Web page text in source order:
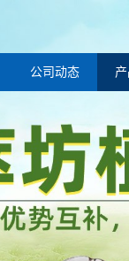
公司动态